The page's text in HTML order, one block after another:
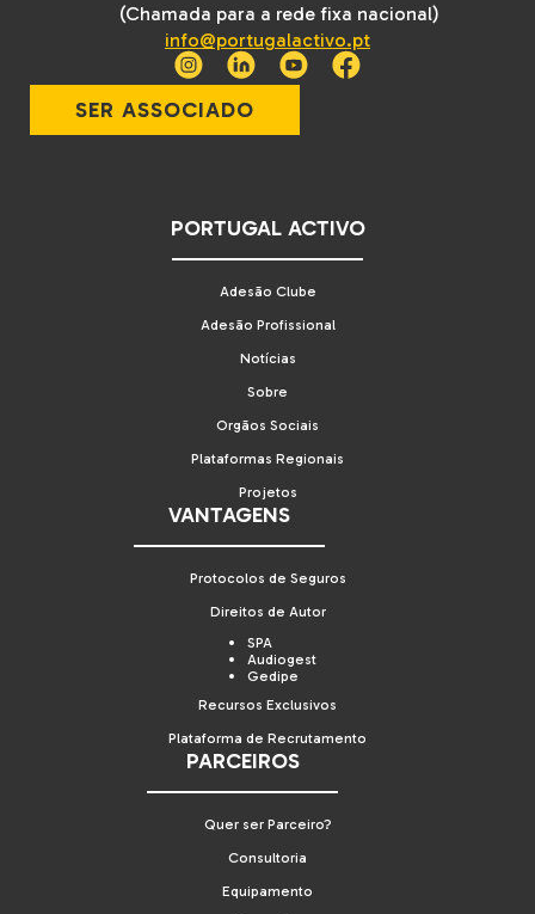
(Chamada para a rede fixa nacional)
info@portugalactivo.pt
SER ASSOCIADO
PORTUGAL ACTIVO
Adesão Clube
Adesão Profissional
Notícias
Sobre
Orgãos Sociais
Plataformas Regionais
Projetos
VANTAGENS
Protocolos de Seguros
Direitos de Autor
SPA
Audiogest
Gedipe
Recursos Exclusivos
Plataforma de Recrutamento
PARCEIROS
Quer ser Parceiro?
Consultoria
Equipamento